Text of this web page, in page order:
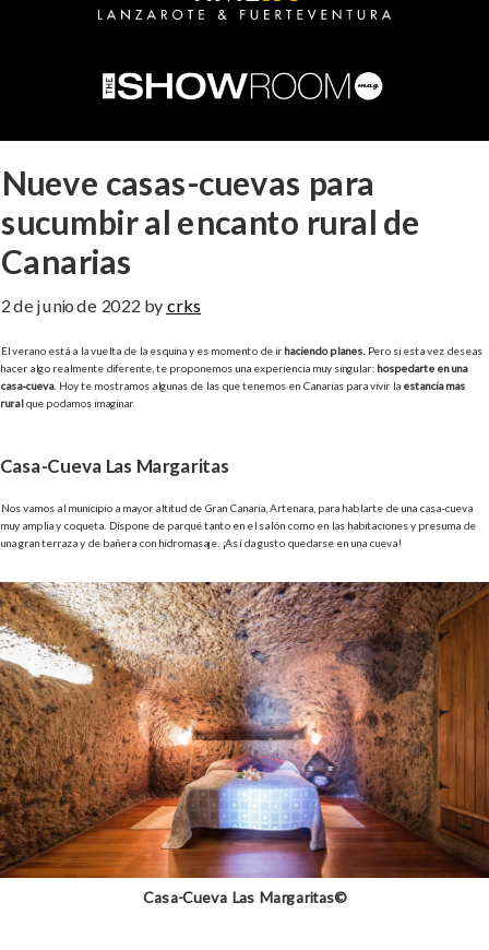
Nueve casas-cuevas para
sucumbir al encanto rural de
Canarias
2 de junio de 2022 by crks
El verano está a la vuelta de la esquina y es momento de ir haciendo planes. Pero si esta vez deseas
hacer algo realmente diferente, te proponemos una experiencia muy singular: hospedarte en una
casa-cueva. Hoy te mostramos algunas de las que tenemos en Canarias para vivir la estancia más
ruralque podamos imaginar.
Casa-Cueva Las Margaritas
Nos vamos al municipio a mayor altitud de Gran Canaria, Artenara, para hablarte de una casa-cueva
muy amplia y coqueta. Dispone de parqué tanto en el salón como en las habitaciones y presuma de
una gran terraza y de bañera con hidromasaje. ¡Así da gusto quedarse en una cueva!
Casa-Cueva Las Margaritas©